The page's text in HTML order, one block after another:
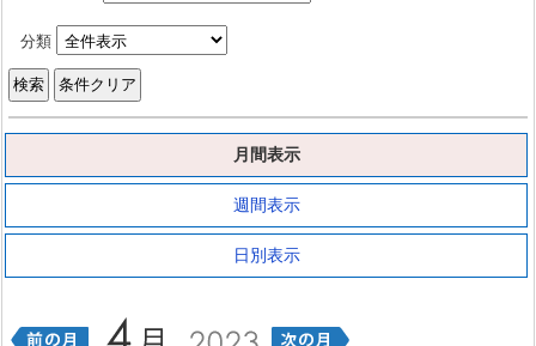
分類
月間表示
週間表示
日別表示